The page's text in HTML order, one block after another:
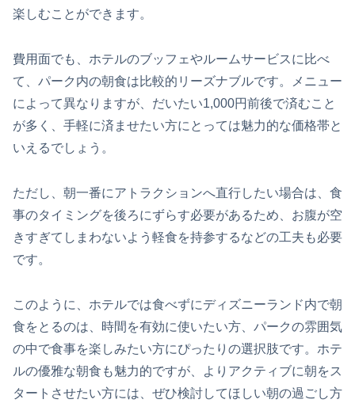
楽しむことができます。
費用面でも、ホテルのブッフェやルームサービスに比べ
て、パーク内の朝食は比較的リーズナブルです。メニュー
によって異なりますが、だいたい1,000円前後で済むこと
が多く、手軽に済ませたい方にとっては魅力的な価格帯と
いえるでしょう。
ただし、朝一番にアトラクションへ直行したい場合は、食
事のタイミングを後ろにずらす必要があるため、お腹が空
きすぎてしまわないよう軽食を持参するなどの工夫も必要
です。
このように、ホテルでは食べずにディズニーランド内で朝
食をとるのは、時間を有効に使いたい方、パークの雰囲気
の中で食事を楽しみたい方にぴったりの選択肢です。ホテ
ルの優雅な朝食も魅力的ですが、よりアクティブに朝をス
タートさせたい方には、ぜひ検討してほしい朝の過ごし方